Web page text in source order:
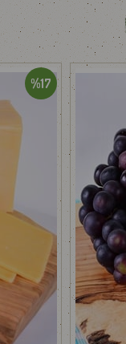
veya teslimat
dileriz.
%17